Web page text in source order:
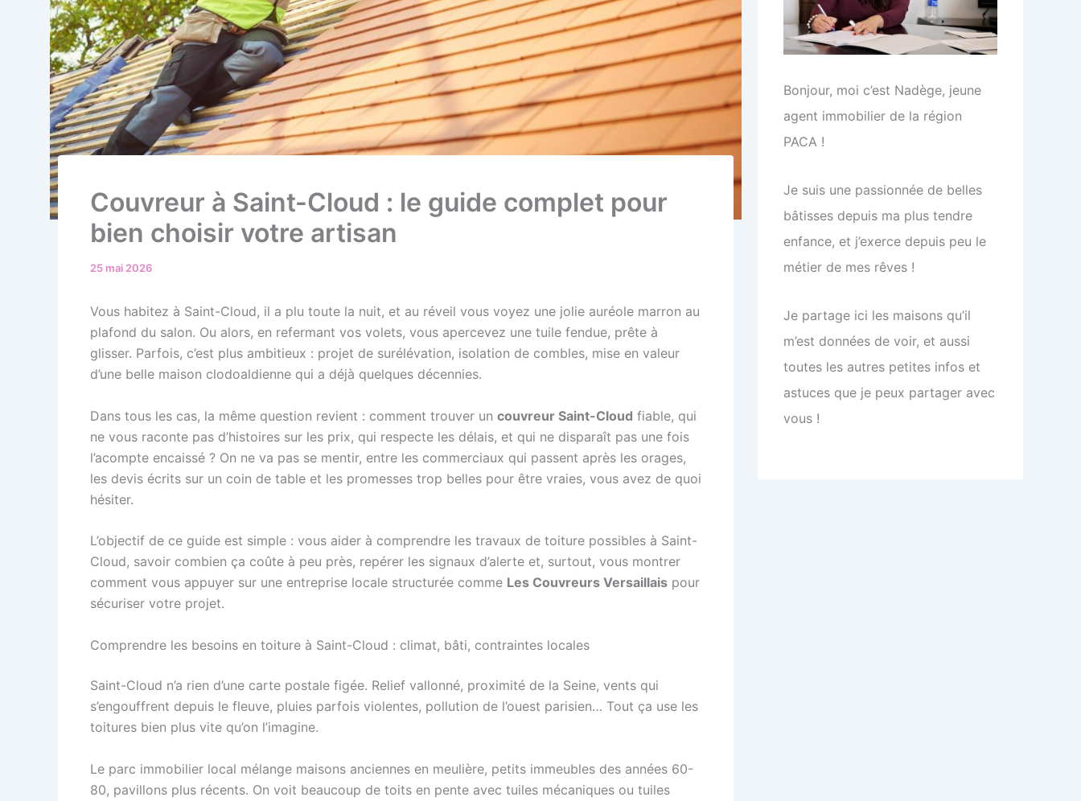
Couvreur à Saint-Cloud : le guide complet pour
bien choisir votre artisan
25 mai 2026
Vous habitez à Saint-Cloud, il a plu toute la nuit, et au réveil vous voyez une jolie auréole marron au
plafond du salon. Ou alors, en refermant vos volets, vous apercevez une tuile fendue, prête à
glisser. Parfois, c’est plus ambitieux : projet de surélévation, isolation de combles, mise en valeur
d’une belle maison clodoaldienne qui a déjà quelques décennies.
Dans tous les cas, la même question revient : comment trouver un couvreur Saint-Cloud fiable, qui
ne vous raconte pas d’histoires sur les prix, qui respecte les délais, et qui ne disparaît pas une fois
l’acompte encaissé ? On ne va pas se mentir, entre les commerciaux qui passent après les orages,
les devis écrits sur un coin de table et les promesses trop belles pour être vraies, vous avez de quoi
hésiter.
L’objectif de ce guide est simple : vous aider à comprendre les travaux de toiture possibles à Saint-
Cloud, savoir combien ça coûte à peu près, repérer les signaux d’alerte et, surtout, vous montrer
comment vous appuyer sur une entreprise locale structurée comme Les Couvreurs Versaillais pour
sécuriser votre projet.
Comprendre les besoins en toiture à Saint-Cloud : climat, bâti, contraintes locales
Saint-Cloud n’a rien d’une carte postale figée. Relief vallonné, proximité de la Seine, vents qui
s’engouffrent depuis le fleuve, pluies parfois violentes, pollution de l’ouest parisien… Tout ça use les
toitures bien plus vite qu’on l’imagine.
Le parc immobilier local mélange maisons anciennes en meulière, petits immeubles des années 60-
80, pavillons plus récents. On voit beaucoup de toits en pente avec tuiles mécaniques ou tuiles
Bonjour, moi c’est Nadège, jeune
agent immobilier de la région
PACA !
Je suis une passionnée de belles
bâtisses depuis ma plus tendre
enfance, et j’exerce depuis peu le
métier de mes rêves !
Je partage ici les maisons qu’il
m’est données de voir, et aussi
toutes les autres petites infos et
astuces que je peux partager avec
vous !